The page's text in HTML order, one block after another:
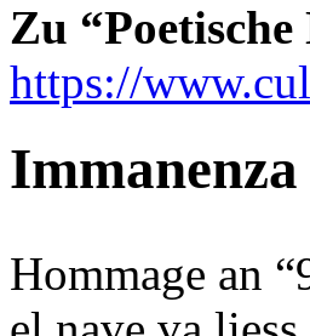
Zu “Poetische
https://
Immanenza
Hommage an